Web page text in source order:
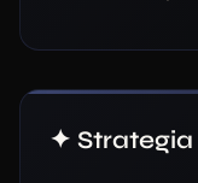
✦ Strategia